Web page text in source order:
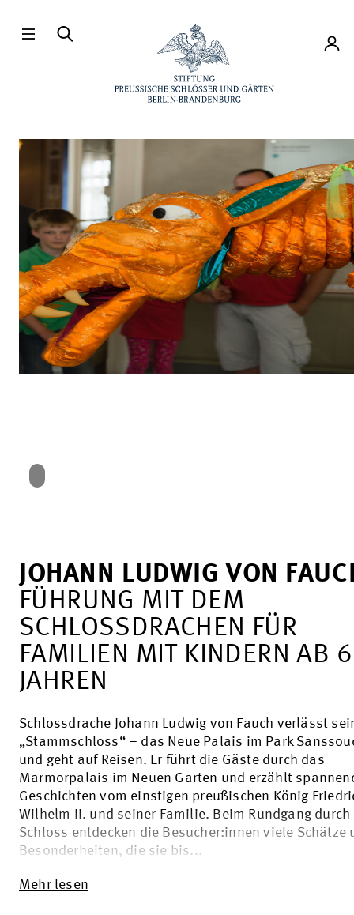
Konto
JOHANN LUDWIG VON
FÜHRUNG MIT DEM
SCHLOSSDRACHEN FÜR
FAMILIEN MIT KINDERN AB 6
JAHREN
Schlossdrache Johann Ludwig von Fauch verlässt
„Stammschloss“ – das Neue Palais im Park
und geht auf Reisen. Er führt die Gäste durch das
Marmorpalais im Neuen Garten und erzählt
Geschichten vom einstigen preußischen König
Wilhelm II. und seiner Familie. Beim Rundgang durch
Schloss entdecken die Besucher:innen viele Schätze
Besonderheiten, die sie bis...
Mehr lesen